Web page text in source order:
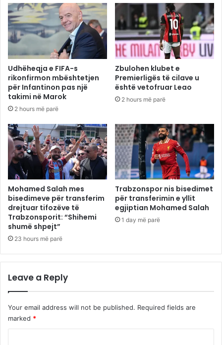
Udhëheqja e FIFA-s
rikonfirmon mbështetjen
për Infantinon pas një
takimi në Marok
2 hours më parë
Zbulohen klubet e
Premierligës të cilave u
është vetofruar Leao
2 hours më parë
Mohamed Salah mes
bisedimeve për transferim
drejtuar tifozëve të
Trabzonsporit: “Shihemi
shumë shpejt”
23 hours më parë
Trabzonspor nis bisedimet
për transferimin e yllit
egjiptian Mohamed Salah
1 day më parë
Leave a Reply
Your email address will not be published. Required fields are
marked *